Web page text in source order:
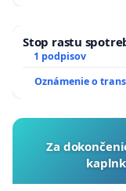
Stop rastu
1 podpisov
Oznámenie o
Za